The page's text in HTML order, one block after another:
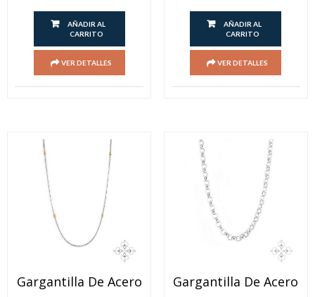
AÑADIR AL
CARRITO
VER DETALLES
AÑADIR AL
CARRITO
VER DETALLES
Gargantilla De Acero Gargantilla De Acero